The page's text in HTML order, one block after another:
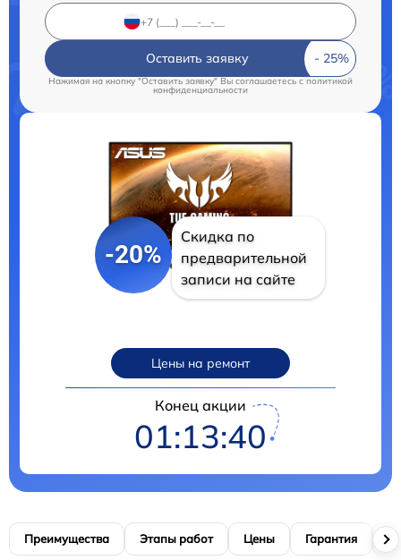
Оставить заявку
Нажимая на кнопку "Оставить заявку" Вы соглашаетесь c политикой
конфиденциальности
-20%
Скидка по
предварительной
записи на сайте
Цены на ремонт
Конец акции
01:13:39
Преимущества Этапы работ Цены Гарантия